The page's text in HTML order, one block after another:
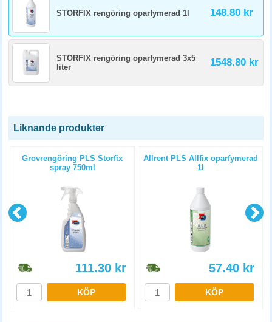
STORFIX rengöring oparfymerad 1l 148.80 kr
STORFIX rengöring oparfymerad 3x5
liter
1548.80 kr
Liknande produkter
Grovrengöring PLS Storfix
spray 750ml
111.30 kr
KÖP
Allrent PLS Allfix oparfymerad
1l
57.40 kr
KÖP